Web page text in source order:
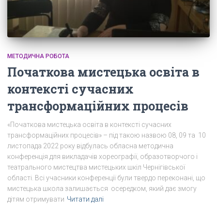
МЕТОДИЧНА РОБОТА
Початкова мистецька освіта в
контексті сучасних
трансформаційних процесів
«Початкова мистецька освіта в контексті сучасних
трансформаційних процесів» – під такою назвою 08, 09 та 10
листопада 2022 року відбулась обласна методична
конференція для викладачів хореографії, образотворчого і
театрального мистецтва мистецьких шкіл Чернігівської
області. Всі учасники конференції були твердо переконані, що
мистецька школа залишається осередком, який дає змогу
дітям отримувати Читати далі